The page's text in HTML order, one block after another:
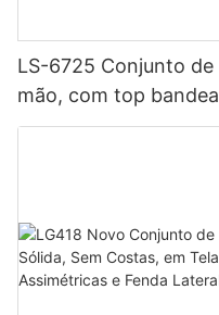
LS-6725 Conjunto
mão, com top
estampa, forro